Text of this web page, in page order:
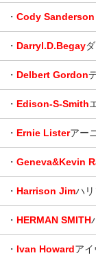
・ Cody Sanderson
・ Darryl.D.Begay
・ Delbert Gordon
・ Edison-S-Smith
・ Ernie Listerアー
・ Geneva&Kevin
・ Harrison Jimハ
・ HERMAN SMITH
・ Ivan Howardア